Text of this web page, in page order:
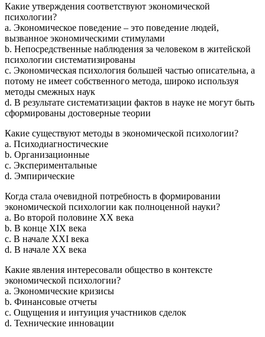
Какие утверждения соответствуют экономической
психологии?
a. Экономическое поведение – это поведение людей,
вызванное экономическими стимулами
b. Непосредственные наблюдения за человеком в житейской
психологии систематизированы
c. Экономическая психология большей частью описательна, а
потому не имеет собственного метода, широко используя
методы смежных наук
d. В результате систематизации фактов в науке не могут быть
сформированы достоверные теории
Какие существуют методы в экономической психологии?
a. Психодиагностические
b. Организационные
c. Экспериментальные
d. Эмпирические
Когда стала очевидной потребность в формировании
экономической психологии как полноценной науки?
a. Во второй половине XX века
b. В конце XIX века
c. В начале XXI века
d. В начале XX века
Какие явления интересовали общество в контексте
экономической психологии?
a. Экономические кризисы
b. Финансовые отчеты
c. Ощущения и интуиция участников сделок
d. Технические инновации